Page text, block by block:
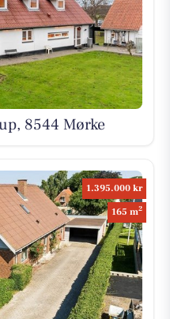
8544 Mørke
1.395.000 kr
165 m2